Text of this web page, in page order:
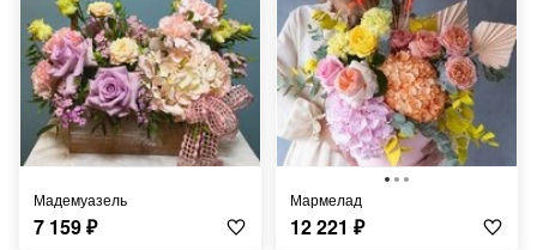
Мадемуазель
7 159₽
Мармелад
12 221 ₽